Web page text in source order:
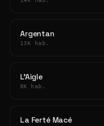
Argentan
13K hab.
L'Aigle
8K hab.
La Ferté Macé